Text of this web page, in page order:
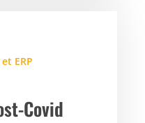
ERP
Covid